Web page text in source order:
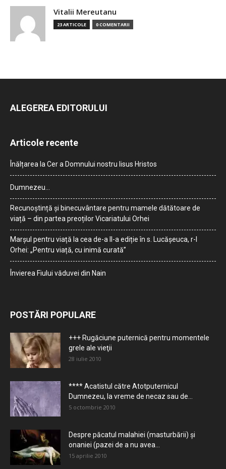
Vitalii Mereutanu
23 ARTICOLE 0 COMENTARII
ALEGEREA EDITORULUI
Articole recente
Înălțarea la Cer a Domnului nostru Iisus Hristos
Dumnezeu…
Recunoștință și binecuvântare pentru mamele dătătoare de
viață – din partea preoților Vicariatului Orhei
Marșul pentru viață la cea de-a II-a ediție în s. Lucășeuca, r-l
Orhei: „Pentru viață, cu inimă curată”
Învierea Fiului văduvei din Nain
POSTĂRI POPULARE
+++ Rugăciune puternică pentru momentele
grele ale vieţii
28 iulie 2010
**** Acatistul către Atotputernicul
Dumnezeu, la vreme de necaz sau de...
5 octombrie 2010
Despre păcatul malahiei (masturbării) şi
onaniei (pazei de a nu avea...
15 aprilie 2010